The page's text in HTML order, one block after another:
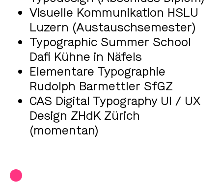
Visuelle Kommunikation HSLU
Luzern (Austauschsemester)
Typographic Summer School
Dafi Kühne in Näfels
Elementare Typographie
Rudolph Barmettler SfGZ
CAS Digital Typography UI / UX
Design ZHdK Zürich
(momentan)